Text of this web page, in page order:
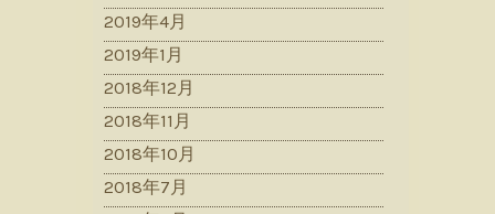
2019年4月
2019年1月
2018年12月
2018年11月
2018年10月
2018年7月